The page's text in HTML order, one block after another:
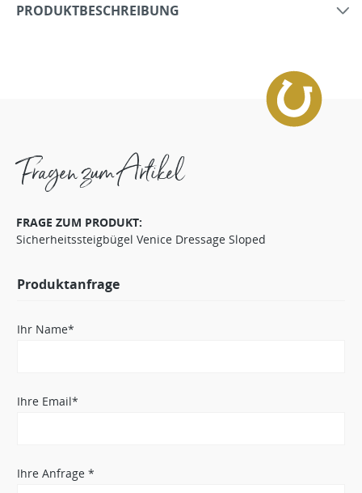
PRODUKTBESCHREIBUNG
Fragen zum Artikel
FRAGE ZUM PRODUKT:
Sicherheitssteigbügel Venice Dressage Sloped
Produktanfrage
Ihr Name*
Ihre Email*
Ihre Anfrage *